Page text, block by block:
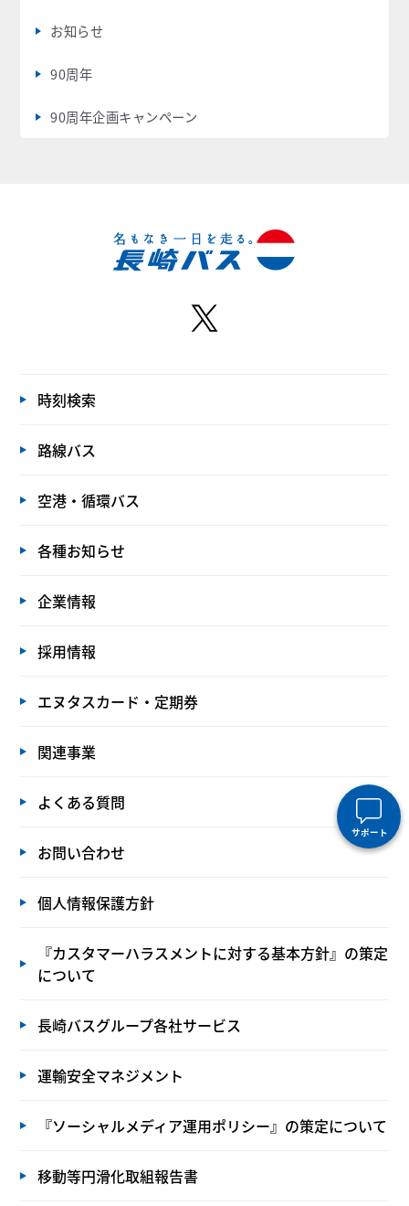
お知らせ
90周年
90周年企画キャンペーン
サポート
時刻検索
路線バス
空港・循環バス
各種お知らせ
企業情報
採用情報
エヌタスカード・定期券
関連事業
よくある質問
お問い合わせ
個人情報保護方針
『カスタマーハラスメントに対する基本方針』の策定
について
長崎バスグループ各社サービス
運輸安全マネジメント
『ソーシャルメディア運用ポリシー』の策定について
移動等円滑化取組報告書